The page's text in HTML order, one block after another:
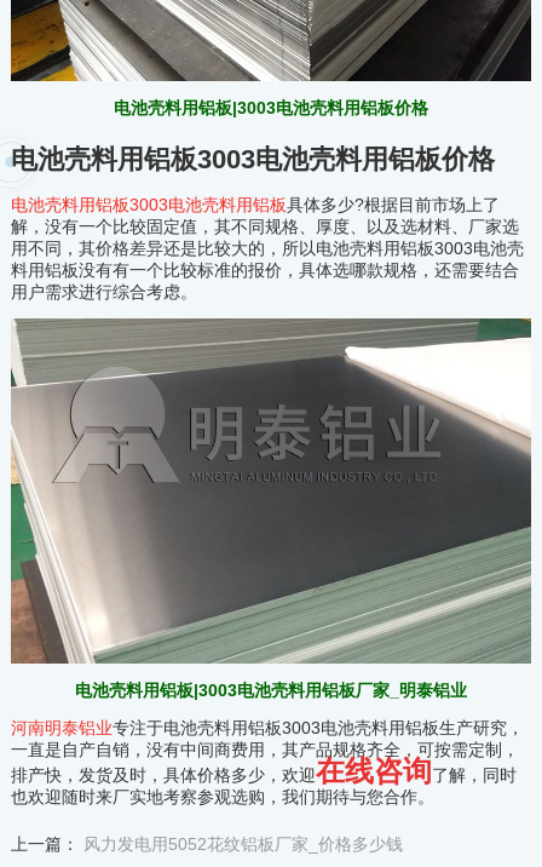
电池壳料用铝板|3003电池壳料用铝板价格
电池壳料用铝板3003电池壳料用铝板价格
电池壳料用铝板3003电池壳料用铝板具体多少?根据目前市场上了
解，没有一个比较固定值，其不同规格、厚度、以及选材料、厂家选
用不同，其价格差异还是比较大的，所以电池壳料用铝板3003电池壳
料用铝板没有有一个比较标准的报价，具体选哪款规格，还需要结合
用户需求进行综合考虑。
电池壳料用铝板|3003电池壳料用铝板厂家_明泰铝业
河南明泰铝业专注于电池壳料用铝板3003电池壳料用铝板生产研究，
一直是自产自销，没有中间商费用，其产品规格齐全，可按需定制，
排产快，发货及时，具体价格多少，欢迎在线咨询了解，同时
也欢迎随时来厂实地考察参观选购，我们期待与您合作。
上一篇： 风力发电用5052花纹铝板厂家_价格多少钱